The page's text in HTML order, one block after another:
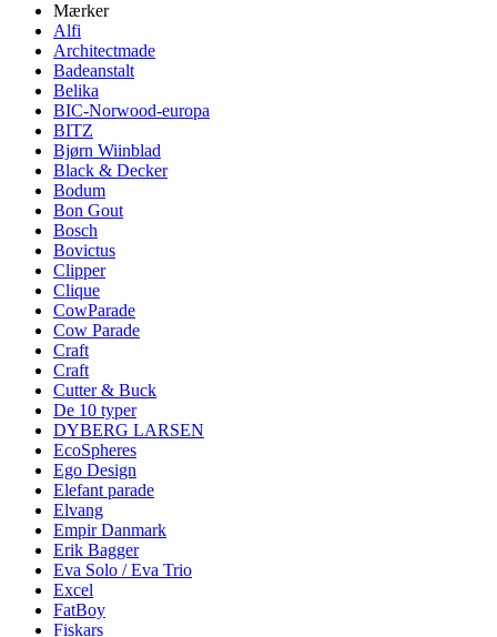
Mærker
Alfi
Architectmade
Badeanstalt
Belika
BIC-Norwood-europa
BITZ
Bjørn Wiinblad
Black & Decker
Bodum
Bon Gout
Bosch
Bovictus
Clipper
Clique
CowParade
Cow Parade
Craft
Craft
Cutter & Buck
De 10 typer
DYBERG LARSEN
EcoSpheres
Ego Design
Elefant parade
Elvang
Empir Danmark
Erik Bagger
Eva Solo / Eva Trio
Excel
FatBoy
Fiskars